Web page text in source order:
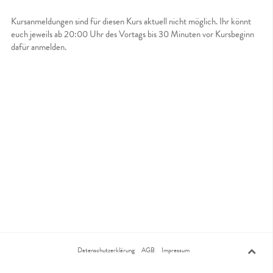
Kursanmeldungen sind für diesen Kurs aktuell nicht möglich. Ihr könnt
euch jeweils ab 20:00 Uhr des Vortags bis 30 Minuten vor Kursbeginn
dafür anmelden.
Datenschutzerklärung AGB Impressum